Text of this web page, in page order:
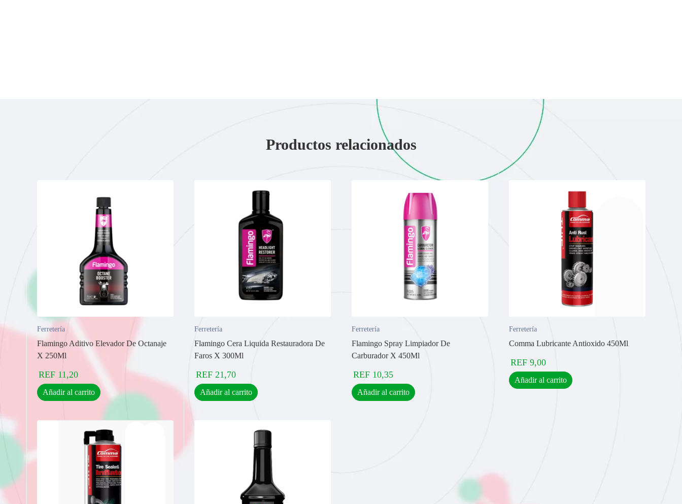
Productos relacionados
Ferretería
Flamingo Aditivo Elevador De Octanaje
X 250Ml
REF 11,20
Añadir al carrito
Ferretería
Flamingo Cera Liquida Restauradora De
Faros X 300Ml
REF 21,70
Añadir al carrito
Ferretería
Flamingo Spray Limpiador De
Carburador X 450Ml
REF 10,35
Añadir al carrito
Ferretería
Comma Lubricante Antioxido 450Ml
REF 9,00
Añadir al carrito